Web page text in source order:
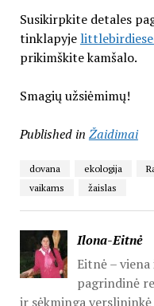
Susikirpkite detales
tinklapyje
prikimškite kamšalo.
Smagių užsiėmimų!
Published in Žaidimai
dovana ekologija
vaikams
žaislas
Ilona-Eitnė
Eitnė –
pagrindinė
ir sėkminga